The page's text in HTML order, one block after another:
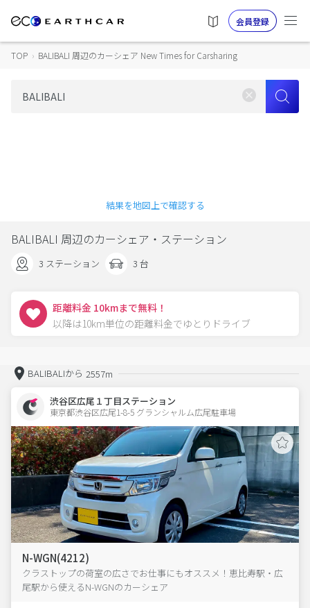
会員登録
TOP › BALIBALI 周辺のカーシェア New Times for Carsharing
結果を地図上で確認する
BALIBALI 周辺のカーシェア・ステーション
3 ステーション 3 台
距離料金 10kmまで無料！
以降は10km単位の距離料金でゆとりドライブ
BALIBALIから 2557m
渋谷区広尾１丁目ステーション
東京都渋谷区広尾1-8-5 グランシャルム広尾駐車場
N-WGN(4212)
クラストップの荷室の広さでお仕事にもオススメ！恵比寿駅・広
尾駅から使えるN-WGNのカーシェア